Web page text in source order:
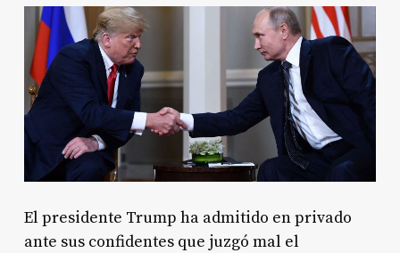
El presidente Trump ha admitido en privado
ante sus confidentes que juzgó mal el